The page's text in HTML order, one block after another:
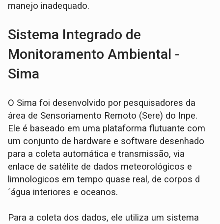
manejo inadequado.
Sistema Integrado de
Monitoramento Ambiental -
Sima
O Sima foi desenvolvido por pesquisadores da
área de Sensoriamento Remoto (Sere) do Inpe.
Ele é baseado em uma plataforma flutuante com
um conjunto de hardware e software desenhado
para a coleta automática e transmissão, via
enlace de satélite de dados meteorológicos e
limnologicos em tempo quase real, de corpos d
´água interiores e oceanos.
Para a coleta dos dados, ele utiliza um sistema